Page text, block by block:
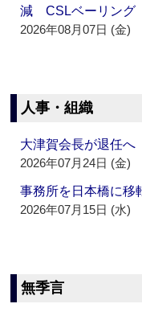
減 CSLベーリング
2026年08月07日 (金)
人事・組織
大津賀会長が退任
2026年07月24日 (金)
事務所を日本橋に
2026年07月15日 (水)
無季言